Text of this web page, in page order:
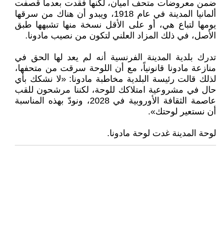
ضمن معروضات متحف أميان، لكنها فقدت بعدما قصفت
ألمانيا المدينة في عام 1918، ويبدو أن هناك من سرقها
يومها لتباع هي، أو على الأقل نسخة منها تشبهها طبق
الأصل، في ذلك المزاد العلني لتكون من نصيب مادونا.
تدرك بلدية المدينة الفرنسية أنه لم يعد لها الحق في
منازعة مادونا قانونياً، مع أن اللوحة سرقت من متحفها،
لذلك قالت رئيسة البلدية مخاطبة مادونا: «لا نشكك بأي
حال في مشروعية امتلاكك للوحة، لكننا مرشحون للقب
عاصمة الثقافة الأوروبية في 2028، ونودّ بهذه المناسبة
أن نستعير لوحتك».
لوحة المدينة غدت لوحة مادونا.